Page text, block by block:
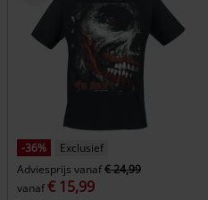
-36%
Exclusief
Adviesprijs vanaf€ 24,99
vanaf€ 15,99